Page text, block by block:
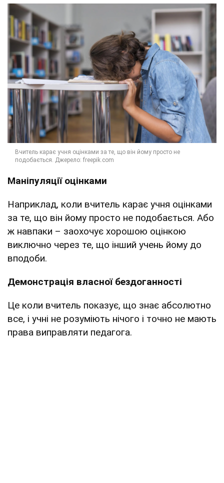
Маніпуляції оцінками
Наприклад, коли вчитель карає учня оцінками
за те, що він йому просто не подобається. Або
ж навпаки – заохочує хорошою оцінкою
виключно через те, що інший учень йому до
вподоби.
Демонстрація власної бездоганності
Це коли вчитель показує, що знає абсолютно
все, і учні не розуміють нічого і точно не мають
права виправляти педагога.